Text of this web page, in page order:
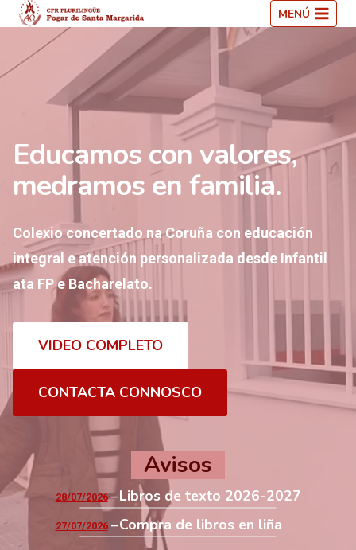
Saltar
ao
contido
MENÚ
Educamos con valores,
medramos en familia.
Colexio concertado na Coruña con educación
integral e atención personalizada desde Infantil
ata FP e Bacharelato.
VIDEO COMPLETO
CONTACTA CONNOSCO
Avisos
28/07/2026 Libros de texto 2026-2027
27/07/2026 Compra de libros en liña